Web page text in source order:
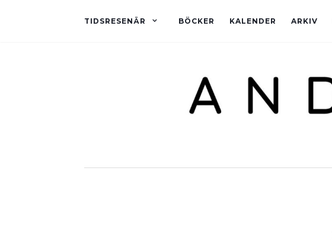
TIDSRESENÄR BÖCKER KALENDER ARKIV